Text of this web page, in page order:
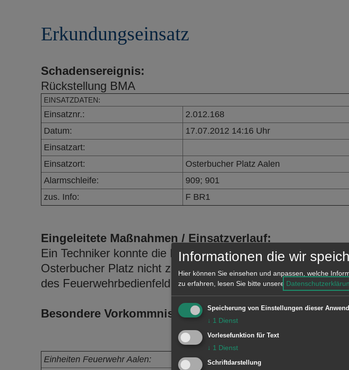
Erkundungseinsatz
Schadensereignis:
Rückstellung BMA
EINSATZDATEN:
Einsatznr.:
2.012.168
Datum:
17.07.2012 14:16 Uhr
Einsatzart:
Einsatzort:
Osterbucher Platz Aalen
Alarmschleife:
909; 901
zus. Info:
F BR1
Eingeleitete Maßnahmen / Einsatzverlauf:
Ein Techniker konnte die Brandmeldeanlage in einem
Osterbucher Platz nicht zurückstellen. Deshalb musste er
des Feuerwehrbedienfeld die Rettungskräfte anfordern.
Besondere Vorkommnisse:
Einheiten Feuerwehr Aalen:
Informationen die wir
Hier können Sie einsehen und anpassen, welche
zu erfahren, lesen Sie bitte unsere
Speicherung von Einstellungen dieser
↓ 1 Dienst
Vorlesefunktion für Text
↓ 1 Dienst
Schriftdarstellung